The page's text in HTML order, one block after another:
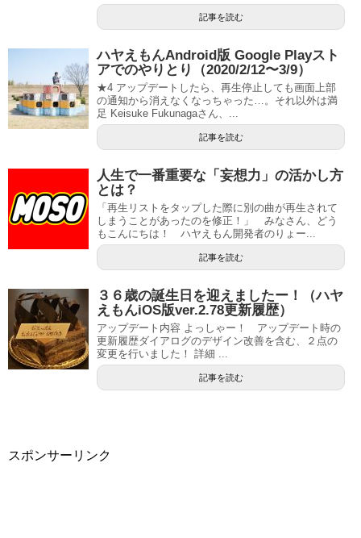
記事を読む
ハヤえもんAndroid版 Google Playスト
アでのやりとり（2020/2/12〜3/9）
★4 アップデートしたら、再生停止しても画面上部
の通知から消えなくなっちゃった…。それ以外は満
足 Keisuke Fukunagaさん、...
記事を読む
人生で一番重要な「妄想力」の活かし方
とは？
「再生リストをタップした際に別の曲が再生されて
しまうことがあったのを修正！」 みなさん、どう
もこんにちは！ ハヤえもん開発者のりょー...
記事を読む
３６歳の誕生日を迎えましたー！（ハヤ
えもんiOS版ver.2.78更新履歴）
アップデート内容 よっしゃー！ アップデート時の
更新履歴ダイアログのデザイン改善を含む、２点の
変更を行いました！ 詳細 ...
記事を読む
スポンサーリンク